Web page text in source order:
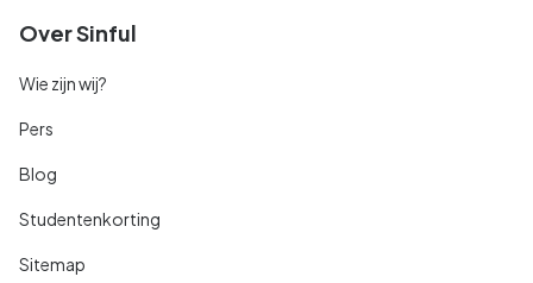
Over Sinful
Wie zijn wij?
Pers
Blog
Studentenkorting
Sitemap